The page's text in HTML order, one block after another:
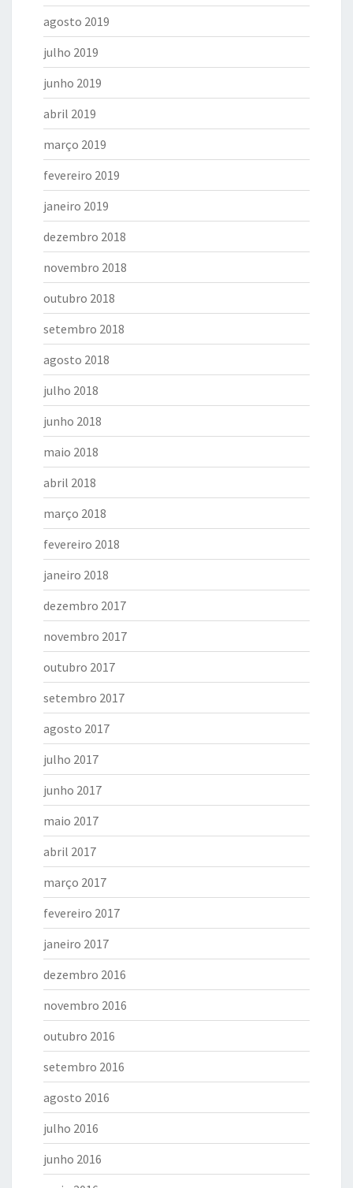
agosto 2019
julho 2019
junho 2019
abril 2019
março 2019
fevereiro 2019
janeiro 2019
dezembro 2018
novembro 2018
outubro 2018
setembro 2018
agosto 2018
julho 2018
junho 2018
maio 2018
abril 2018
março 2018
fevereiro 2018
janeiro 2018
dezembro 2017
novembro 2017
outubro 2017
setembro 2017
agosto 2017
julho 2017
junho 2017
maio 2017
abril 2017
março 2017
fevereiro 2017
janeiro 2017
dezembro 2016
novembro 2016
outubro 2016
setembro 2016
agosto 2016
julho 2016
junho 2016